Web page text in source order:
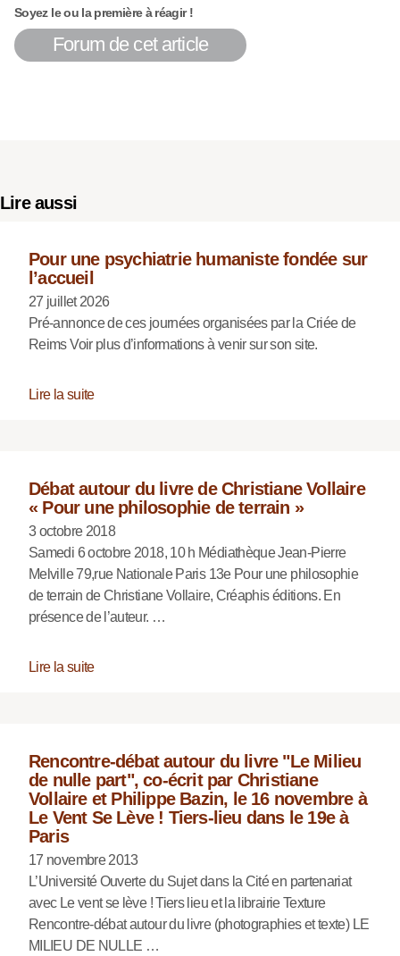
Soyez le ou la première à réagir !
Forum de cet article
Lire aussi
Pour une psychiatrie humaniste fondée sur
l’accueil
27 juillet 2026
Pré-annonce de ces journées organisées par la Criée de
Reims Voir plus d’informations à venir sur son site.
Lire la suite
Débat autour du livre de Christiane Vollaire
« Pour une philosophie de terrain »
3 octobre 2018
Samedi 6 octobre 2018, 10 h Médiathèque Jean-Pierre
Melville 79,rue Nationale Paris 13e Pour une philosophie
de terrain de Christiane Vollaire, Créaphis éditions. En
présence de l’auteur. …
Lire la suite
Rencontre-débat autour du livre "Le Milieu
de nulle part", co-écrit par Christiane
Vollaire et Philippe Bazin, le 16 novembre à
Le Vent Se Lève ! Tiers-lieu dans le 19e à
Paris
17 novembre 2013
L’Université Ouverte du Sujet dans la Cité en partenariat
avec Le vent se lève ! Tiers lieu et la librairie Texture
Rencontre-­débat autour du livre (photographies et texte) LE
MILIEU DE NULLE …